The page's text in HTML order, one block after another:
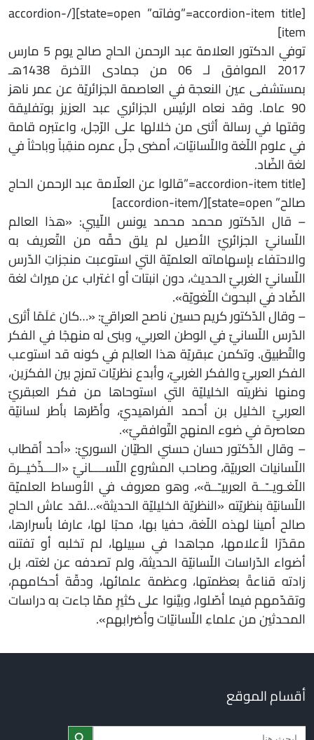
[accordion-item title=”وفاته” state=open][/accordion-
item]
توفي الدكتور العلامة عبد الرحمن الحاج صالح يوم 5 مارس
2017 الموافق لـ 06 من جمادى الآخرة 1438هـ
بمستشفى عين النعجة في العاصمة الجزائريّة عن عمر ناهز
90 عاما. وقد نعاه الرئيس الجزائري عبد العزيز بوتفليقة
وقتها في رسالة أثنى من خلالها على الرّجل، واعتبره قامة
في علوم اللّغة واللّسانيّات، أمضى جلّ عمره منقِباً وباحثاً في
لغة الضّاد.
[accordion-item title=”قالوا عن العلّامة عبد الرحمن الحاج
صالح” state=open][/accordion-item]
– قال الدّكتور محمد محمد يونس اللّيبي: «هذا العالم
اللّسانيّ الجزائريّ الأصيل لم يلق حقّه من التّعريف به
والاحتفاء بإسهاماته العلميّة التي استوعبت منجزاتِ الدّرس
اللّسانيّ الغربيّ الحديث، دون انبتات أو اغتراب عن ميراث لغة
الضّاد في البحوث اللّغويّة».
– وقال الدّكتور كريم حسين ناصح العراقيّ: «…كان عَلَمًا أثرى
الدّرس اللّسانيّ في الوطن العربي، وبنى له منهجًا في الفكر
والتّطبيق. وتكمن عبقريّة هذا العالِم في كونه قد استوعب
الفكر العربيّ والفكر الغربيّ، وأبدع نظريّات تمزج بين الفكرَين،
ومنها نظريته الخليليّة التي استوحاها من فكر العبقريّ
العربيّ الخليل بن أحمد الفراهيديّ، وأطّرها بأطر لسانيّة
معاصرة في ضوء المنهج التّوافقيّ».
– وقال الدّكتور حسان حسني الطيّان السوريّ: «أحد أقطاب
اللّسانيات العربيّة، وصاحب المشروع اللّســــانيّ «الـــذّخيــرة
اللّغـويــّــة العربيـّــة»، وهو معروف في الأوساط العلميّة
اللّسانيّة بنظريّته «النظريّة الخليليّة الحديثة»…لقد عاش الحاج
صالح أمينا لهذه اللّغة، حفيا بها، محبًا لها، عارفا بأسرارها،
مقدّرًا لأعلامها، مجاهدا في سبيلها، لم تخلبه أو تفتنه
أضواء الدّراسات اللّسانيّة الحديثة، ولم تصدفه عن لغته، بل
زادته قناعةً بعظمتها، وعظمة علمائها، ودقّة أحكامهم،
وتقدّمهم فيما أصّلوا، وبيَّنوا على كثيرٍ ممّا جاءت به دراسات
المحدثين من علماءِ اللّسانيّات وأضرابهم».
أقسام الموقع
Search
Search Button